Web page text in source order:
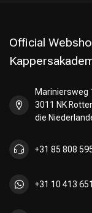
Official
Mariniersweg
3011 NK
die
+31 85 808
+31 10 413